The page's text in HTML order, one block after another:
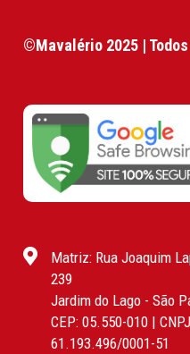
©Mavalério 2025 |
Matriz: Rua Joaquim
239
Jardim do Lago - São
CEP: 05.550-010 |
61.193.496/0001-51